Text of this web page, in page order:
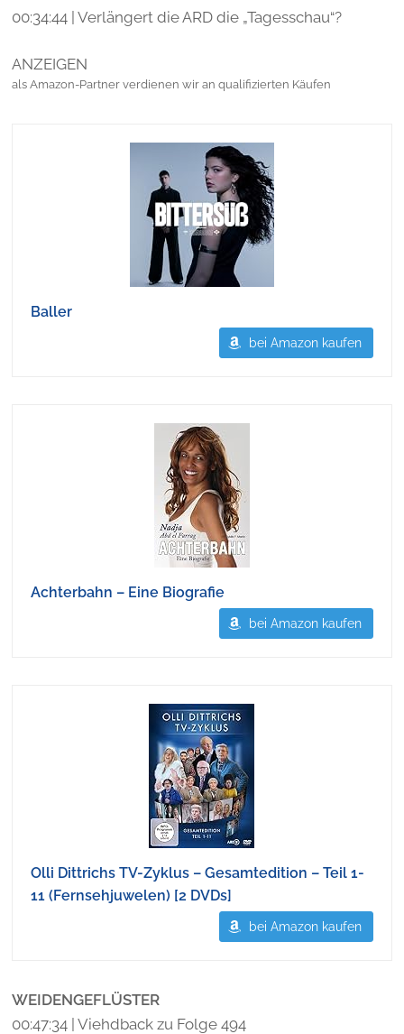
00:34:44 | Verlängert die ARD die „Tagesschau“?
ANZEIGEN
als Amazon-Partner verdienen wir an qualifizierten Käufen
Baller
bei Amazon kaufen
Achterbahn – Eine Biografie
bei Amazon kaufen
Olli Dittrichs TV-Zyklus – Gesamtedition – Teil 1-
11 (Fernsehjuwelen) [2 DVDs]
bei Amazon kaufen
WEIDENGEFLÜSTER
00:47:34 | Viehdback zu Folge 494